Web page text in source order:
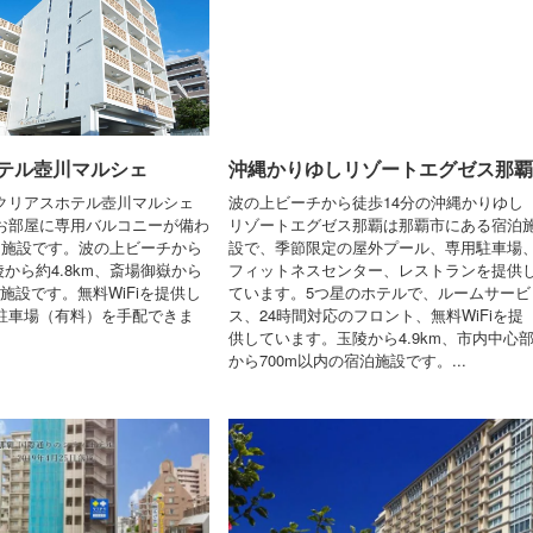
ル壺川マルシェ
リアスホテル壺川マルシェ
部屋に専用バルコニーが備わ
設です。波の上ビーチから
ら約4.8km、斎場御嶽から
設です。無料WiFiを提供し
車場（有料）を手配できま
沖縄かりゆしリゾートエグゼス那覇
波の上ビーチから徒歩14分の沖縄かりゆし
リゾートエグゼス那覇は那覇市にある宿泊
設で、季節限定の屋外プール、専用駐車場
フィットネスセンター、レストランを提供
ています。5つ星のホテルで、ルームサービ
ス、24時間対応のフロント、無料WiFiを提
供しています。玉陵から4.9km、市内中心部
から700m以内の宿泊施設です。...